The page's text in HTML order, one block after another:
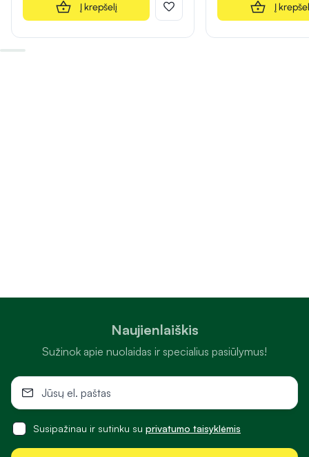
Į krepšelį Į
Naujienlaiškis
Sužinok apie nuolaidas ir specialius pasiūlymus!
Susipažinau ir sutinku su privatumo taisyklėmis